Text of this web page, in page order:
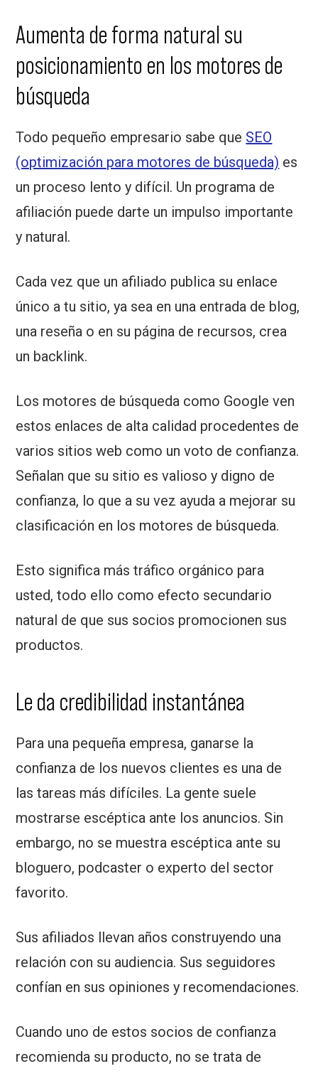
Aumenta de forma natural su
posicionamiento en los motores de
búsqueda
Todo pequeño empresario sabe que SEO
(optimización para motores de búsqueda) es
un proceso lento y difícil. Un programa de
afiliación puede darte un impulso importante
y natural.
Cada vez que un afiliado publica su enlace
único a tu sitio, ya sea en una entrada de blog,
una reseña o en su página de recursos, crea
un backlink.
Los motores de búsqueda como Google ven
estos enlaces de alta calidad procedentes de
varios sitios web como un voto de confianza.
Señalan que su sitio es valioso y digno de
confianza, lo que a su vez ayuda a mejorar su
clasificación en los motores de búsqueda.
Esto significa más tráfico orgánico para
usted, todo ello como efecto secundario
natural de que sus socios promocionen sus
productos.
Le da credibilidad instantánea
Para una pequeña empresa, ganarse la
confianza de los nuevos clientes es una de
las tareas más difíciles. La gente suele
mostrarse escéptica ante los anuncios. Sin
embargo, no se muestra escéptica ante su
bloguero, podcaster o experto del sector
favorito.
Sus afiliados llevan años construyendo una
relación con su audiencia. Sus seguidores
confían en sus opiniones y recomendaciones.
Cuando uno de estos socios de confianza
recomienda su producto, no se trata de